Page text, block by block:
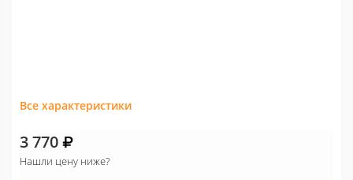
Все характеристики
3 770
Нашли цену ниже?